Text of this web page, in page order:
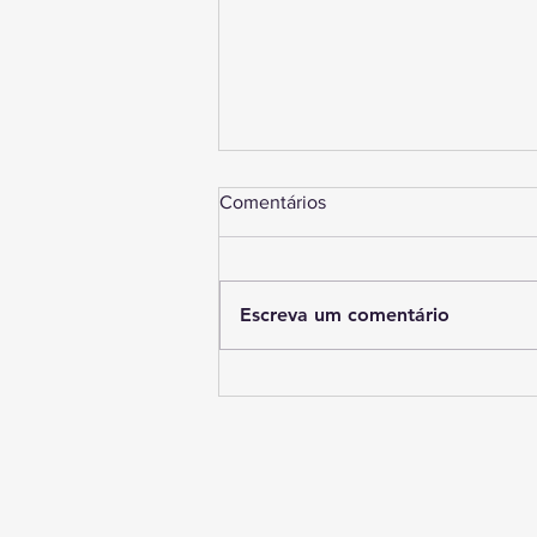
Comentários
Escreva um comentário